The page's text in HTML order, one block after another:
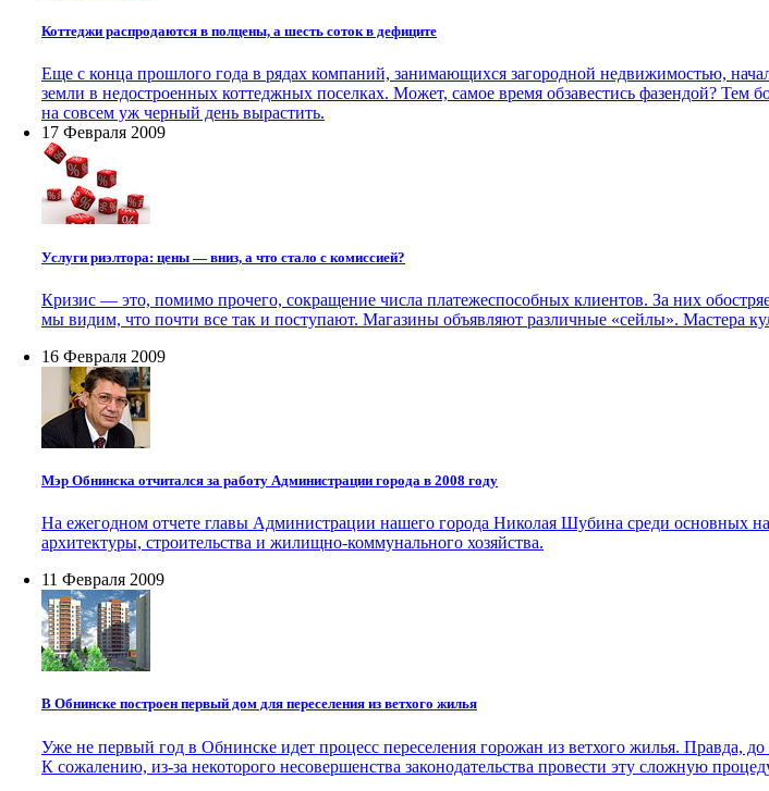
Коттеджи распродаются в полцены, а шесть соток в дефиците
Еще с конца прошлого года в рядах компаний, занимающихся загородной недвижимостью,
земли в недостроенных коттеджных поселках. Может, самое время обзавестись фазендой? Тем
на совсем уж черный день вырастить.
17 Февраля 2009
Услуги риэлтора: цены — вниз, а что стало с комиссией?
Кризис — это, помимо прочего, сокращение числа платежеспособных клиентов. За них
мы видим, что почти все так и поступают. Магазины объявляют различные «сейлы». Мастера
16 Февраля 2009
Мэр Обнинска отчитался за работу Администрации города в 2008 году
На ежегодном отчете главы Администрации нашего города Николая Шубина среди основных
архитектуры, строительства и жилищно-коммунального хозяйства.
11 Февраля 2009
В Обнинске построен первый дом для переселения из ветхого жилья
Уже не первый год в Обнинске идет процесс переселения горожан из ветхого жилья. Правда,
К сожалению, из-за некоторого несовершенства законодательства провести эту сложную